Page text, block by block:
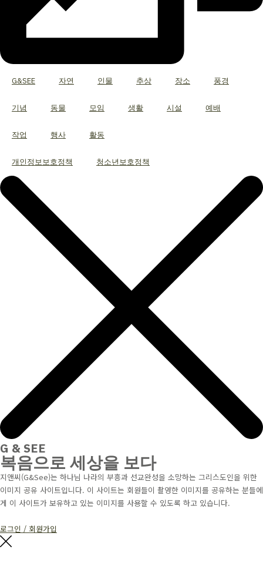
G&SEE 자연 인물 추상 장소 풍경
기념 동물 모임 생활 시설 예배
작업 행사 활동
개인정보보호정책 청소년보호정책
G & SEE
복음으로 세상을 보다
지앤씨(G&See)는 하나님 나라의 부흥과 선교완성을 소망하는 그리스도인을 위한
이미지 공유 사이트입니다. 이 사이트는 회원들이 촬영한 이미지를 공유하는 분들에
게 이 사이트가 보유하고 있는 이미지를 사용할 수 있도록 하고 있습니다.
로그인 / 회원가입